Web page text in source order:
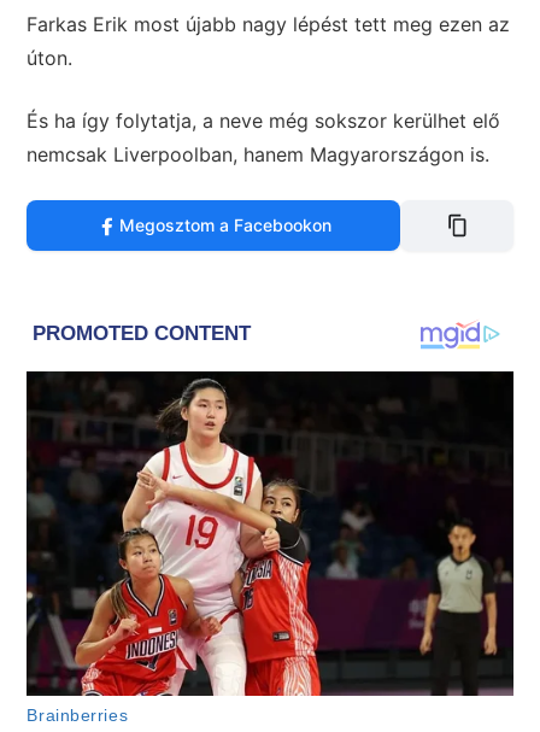
Farkas Erik most újabb nagy lépést tett meg ezen az
úton.
És ha így folytatja, a neve még sokszor kerülhet elő
nemcsak Liverpoolban, hanem Magyarországon is.
Megosztom a Facebookon